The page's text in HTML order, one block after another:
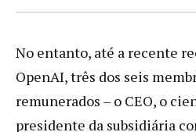
No entanto, até a recente
OpenAI, três dos seis
remunerados – o CEO, o
presidente da subsidiária